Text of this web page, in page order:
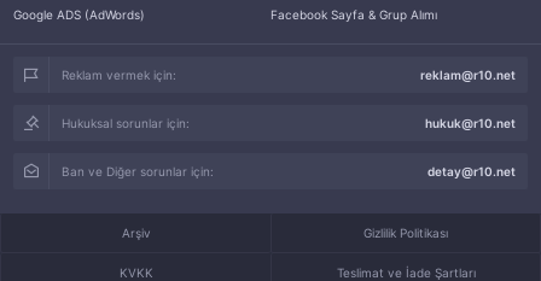
Google ADS (AdWords) Facebook Sayfa & Grup Alımı
Reklam vermek için: reklam@r10.net
Hukuksal sorunlar için: hukuk@r10.net
Ban ve Diğer sorunlar için: detay@r10.net
Arşiv Gizlilik Politikası
KVKK Teslimat ve İade Şartları